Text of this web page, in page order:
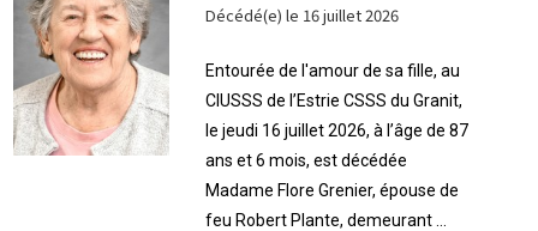
Décédé(e) le 16 juillet 2026
Entourée de l'amour de sa fille, au
CIUSSS de l’Estrie CSSS du Granit,
le jeudi 16 juillet 2026, à l’âge de 87
ans et 6 mois, est décédée
Madame Flore Grenier, épouse de
feu Robert Plante, demeurant ...